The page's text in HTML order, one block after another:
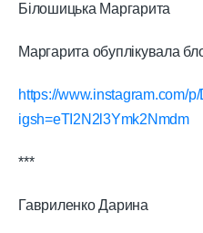
Білошицька Маргарита
Маргарита обуплікувала
https://www.instagram.com/
igsh=eTI2N2l3Ymk2Nmdm
***
Гавриленко Дарина